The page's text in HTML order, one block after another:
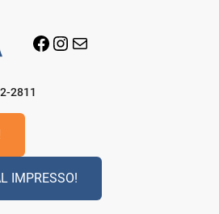
Facebook
Instagram
E-mail
2811
IMPRESSO!